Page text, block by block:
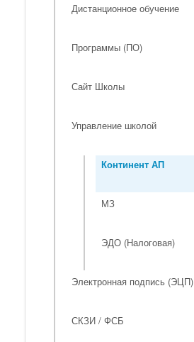
Дистанционное обучение
Программы (ПО)
Сайт Школы
Управление школой
Континент АП
МЗ
ЭДО (Налоговая)
Электронная подпись (ЭЦП)
СКЗИ / ФСБ